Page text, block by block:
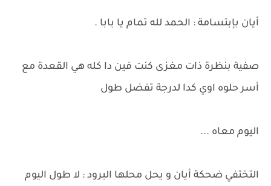
أيان بإبتسامة : الحمد لله تمام يا بابا .
صفية بنظرة ذات مغزى كنت فين دا كله هي القعدة مع
أسر حلوه اوي كدا لدرجة تفضل طول
اليوم معاه ...
التختفي ضحكة أيان و يحل محلها البرود : لا طول اليوم